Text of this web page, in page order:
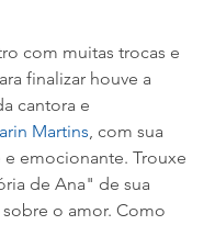
finalizar houve a
cantora e
Martins, com sua
emocionante. Trouxe
de Ana" de sua
o amor. Como